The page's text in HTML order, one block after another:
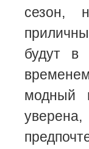
сезон,
будут в
модный